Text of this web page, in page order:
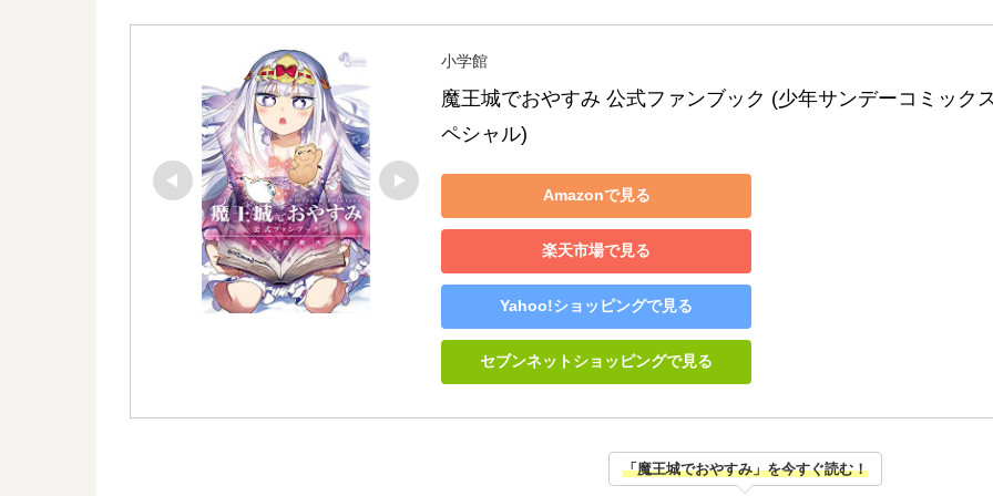
小学館
魔王城でおやすみ 公式ファンブック (少年サンデーコミック
ペシャル)
Amazonで見る
楽天市場で見る
Yahoo!ショッピングで見る
セブンネットショッピングで見る
「魔王城でおやすみ」を今すぐ読む！